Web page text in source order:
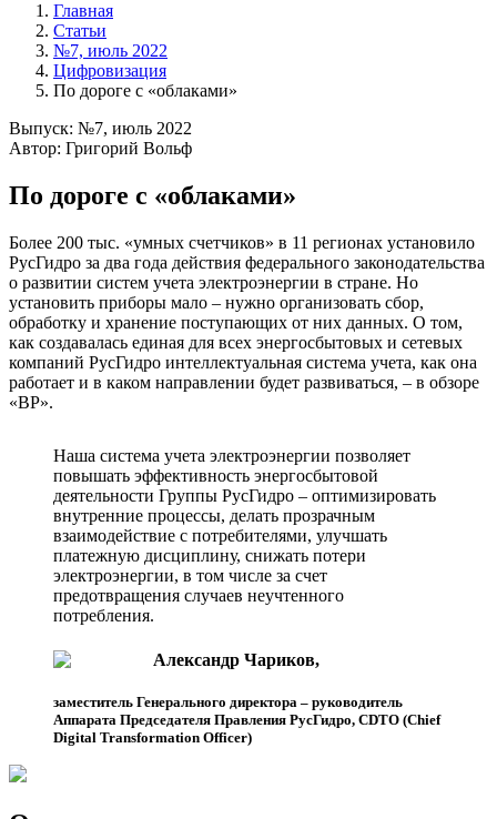
Главная
Статьи
№7, июль 2022
Цифровизация
По дороге с «облаками»
Выпуск: №7, июль 2022
Автор: Григорий Вольф
По дороге с «облаками»
Более 200 тыс. «умных счетчиков» в 11 регионах установило
РусГидро за два года действия федерального законодательства
о развитии систем учета электроэнергии в стране. Но
установить приборы мало – нужно организовать сбор,
обработку и хранение поступающих от них данных. О том,
как создавалась единая для всех энергосбытовых и сетевых
компаний РусГидро интеллектуальная система учета, как она
работает и в каком направлении будет развиваться, – в обзоре
«ВР».
Наша система учета электроэнергии позволяет
повышать эффективность энергосбытовой
деятельности Группы РусГидро – оптимизировать
внутренние процессы, делать прозрачным
взаимодействие с потребителями, улучшать
платежную дисциплину, снижать потери
электроэнергии, в том числе за счет
предотвращения случаев неучтенного
потребления.
Александр Чариков,
заместитель Генерального директора – руководитель
Аппарата Председателя Правления РусГидро, CDTO (Chief
Digital Transformation Officer)